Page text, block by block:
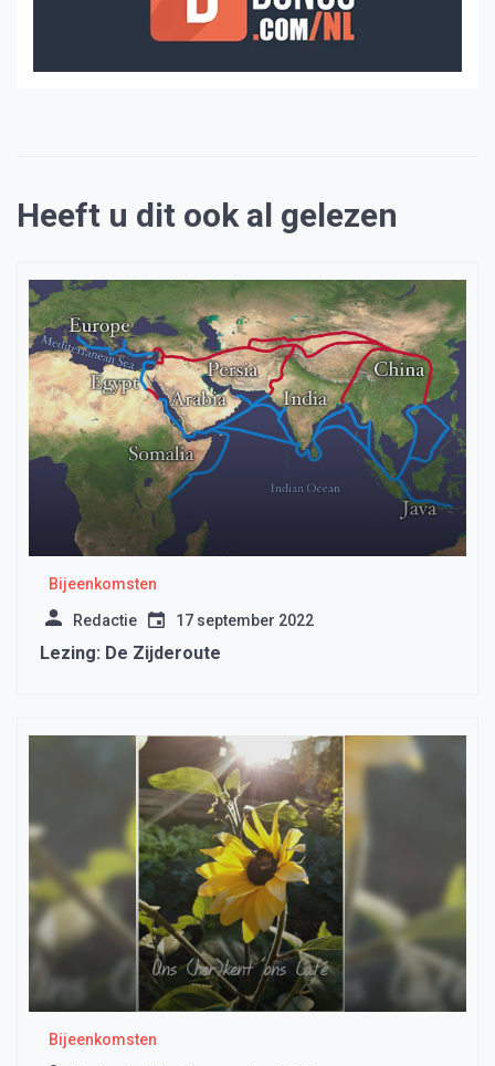
Heeft u dit ook al gelezen
Bijeenkomsten
Redactie 17 september 2022
Lezing: De Zijderoute
Bijeenkomsten